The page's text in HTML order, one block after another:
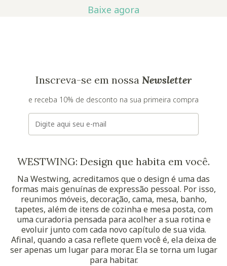
Baixe agora
Inscreva-se em nossa Newsletter
e receba 10% de desconto na sua primeira compra
E-mail
WESTWING: Design que habita em você.
Na Westwing, acreditamos que o design é uma das
formas mais genuínas de expressão pessoal. Por isso,
reunimos móveis, decoração, cama, mesa, banho,
tapetes, além de itens de cozinha e mesa posta, com
uma curadoria pensada para acolher a sua rotina e
evoluir junto com cada novo capítulo de sua vida.
Afinal, quando a casa reflete quem você é, ela deixa de
ser apenas um lugar para morar. Ela se torna um lugar
para habitar.